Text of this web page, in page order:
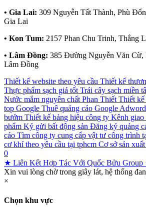
• Gia Lai: 309 Nguyễn Tất Thành, Phù
Gia Lai
• Kon Tum: 2157 Phan Chu Trinh, Thắng
• Lâm Đồng: 385 Đường Nguyễn Văn Cừ,
Lâm Đồng
Thiết kế website theo yêu cầu Thiết kế
Thực phẩm sạch giá tốt Trái cây sạch miền
Nước mắm nguyên chất Phan Thiết Thiết
top Google Thuê quảng cáo Google
bướm Thiết kế bảng hiệu công ty Kênh giao
phẩm Ký gửi bất động sản Đăng ký quảng
cáo Tìm công ty cung cấp vật tư công trình
cơ khí theo yêu cầu tại tphcm Cơ sở sản
0
★ Liên Kết Hợp Tác Với Quốc Bửu
Xin vui lòng chờ trong giây lát, hệ thống
×
Chọn khu vực